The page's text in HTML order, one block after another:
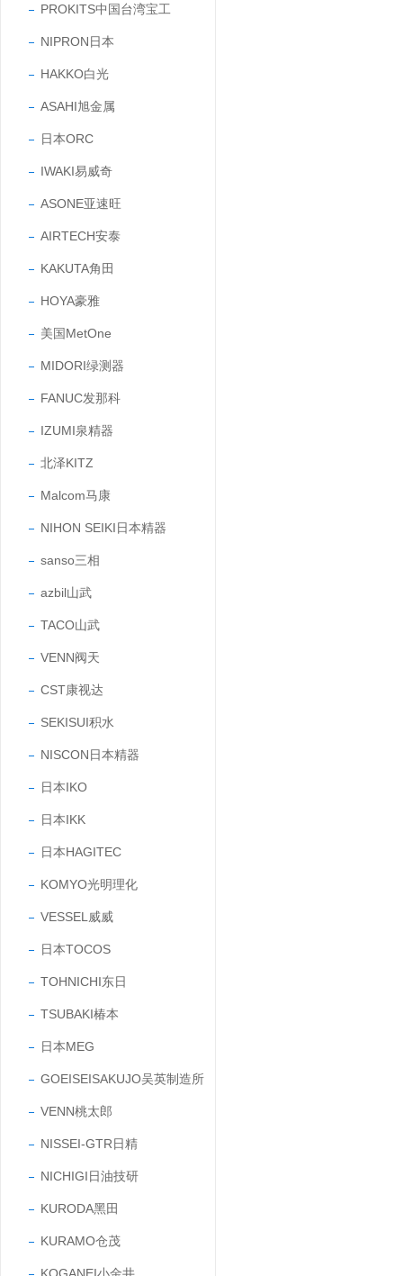
PROKITS中国台湾宝工
NIPRON日本
HAKKO白光
ASAHI旭金属
日本ORC
IWAKI易威奇
ASONE亚速旺
AIRTECH安泰
KAKUTA角田
HOYA豪雅
美国MetOne
MIDORI绿测器
FANUC发那科
IZUMI泉精器
北泽KITZ
Malcom马康
NIHON SEIKI日本精器
sanso三相
azbil山武
TACO山武
VENN阀天
CST康视达
SEKISUI积水
NISCON日本精器
日本IKO
日本IKK
日本HAGITEC
KOMYO光明理化
VESSEL威威
日本TOCOS
TOHNICHI东日
TSUBAKI椿本
日本MEG
GOEISEISAKUJO吴英制造所
VENN桃太郎
NISSEI-GTR日精
NICHIGI日油技研
KURODA黑田
KURAMO仓茂